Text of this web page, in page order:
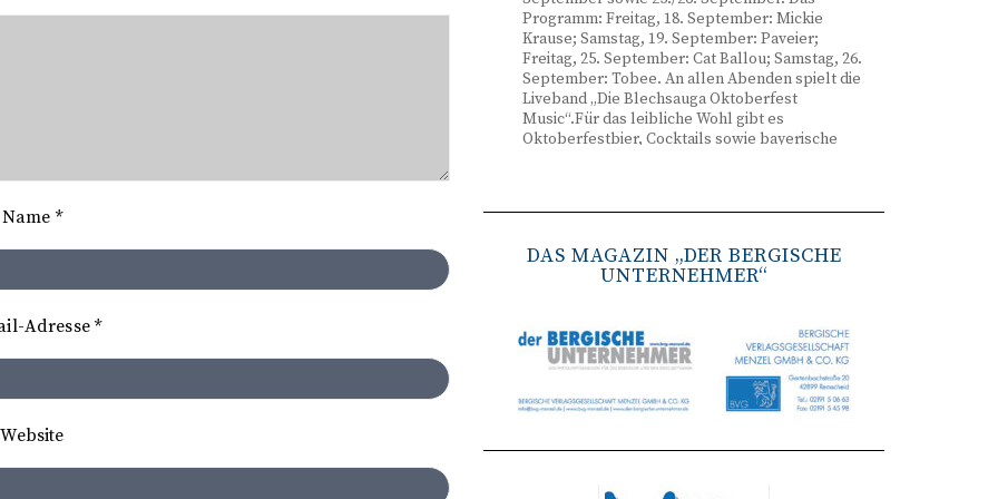
Name *
Adresse*
Website
Programm: Freitag, 18. September: Mickie
Krause; Samstag, 19. September: Paveier;
Freitag, 25. September: Cat Ballou; Samstag, 26.
September: Tobee. An allen Abenden spielt die
Liveband „Die Blechsauga Oktoberfest
Music“.Für das leibliche Wohl gibt es
Oktoberfestbier, Cocktails sowie bayerische
www.bergisches-oktoberfest.de sowie über die
Remscheid stärkt Krisenvorsorge
Remscheid trainieren Krisenstabsarbeit am
Institut der Feuerwehr NRW in Münster.
Wie funktioniert die Zusammenarbeit im
Krisenfall? Welche Entscheidungen müssen
unter Zeitdruck getroffen werden? Und wie
bestmöglich geschützt werden? Mit diesen und
Mitarbeitende der Stadt Remscheid Ende Juni in
DAS MAGAZIN „DER BERGISCHE
UNTERNEHMER“